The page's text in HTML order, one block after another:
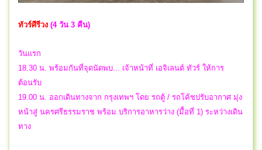
ทัวร์ศีรีวง (4 วัน 3 คืน)
วันแรก
18.30 น. พร้อมกันที่จุดนัดพบ... เจ้าหน้าที่ เอจิเลนต์ ทัวร์ ให้การ
ต้อนรับ
19.00 น. ออกเดินทางจาก กรุงเทพฯ โดย รถตู้ / รถโค้ชปรับอากาศ มุ่ง
หน้าสู่ นครศรีธรรมราช พร้อม บริการอาหารว่าง (มื้อที่ 1) ระหว่างเดิน
ทาง